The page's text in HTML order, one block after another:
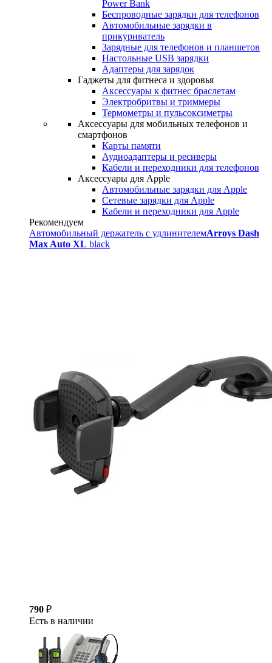
Power Bank
Беспроводные зарядки для телефонов
Автомобильные зарядки в
прикуриватель
Зарядные для телефонов и планшетов
Настольные USB зарядки
Адаптеры для зарядок
Гаджеты для фитнеса и здоровья
Аксессуары к фитнес браслетам
Электробритвы и триммеры
Термометры и пульсоксиметры
Аксессуары для мобильных телефонов и
смартфонов
Карты памяти
Аудиоадаптеры и ресиверы
Кабели и переходники для телефонов
Аксессуары для Apple
Автомобильные зарядки для Apple
Сетевые зарядки для Apple
Кабели и переходники для Apple
Рекомендуем
Автомобильный держатель с удлинителемArroys Dash
Max Auto XL black
790 ₽
Есть в наличии